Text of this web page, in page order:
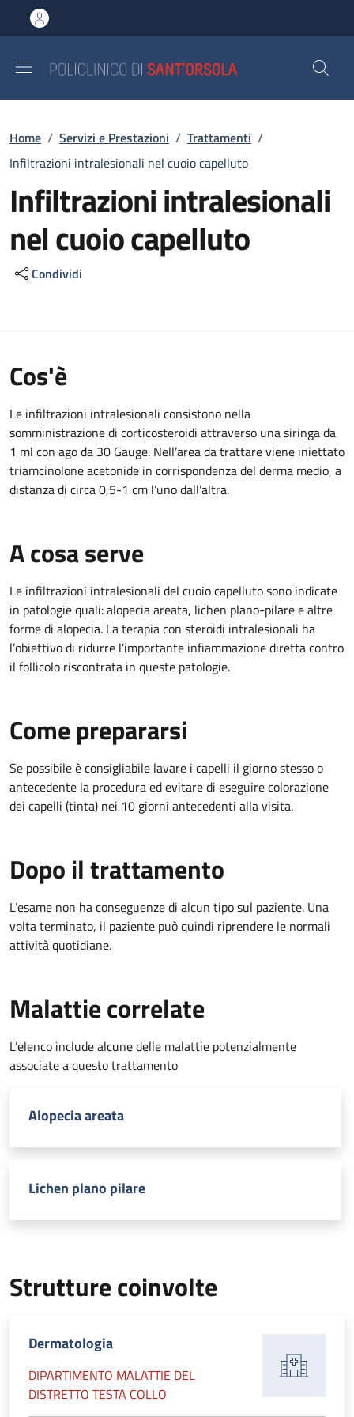
al contenuto principale
to footer content
Briciole di pane
Home / Servizi e Prestazioni / Trattamenti /
Infiltrazioni intralesionali nel cuoio capelluto
Infiltrazioni intralesionali
nel cuoio capelluto
Condividi
Cos'è
Le infiltrazioni intralesionali consistono nella
somministrazione di corticosteroidi attraverso una siringa da
1 ml con ago da 30 Gauge. Nell’area da trattare viene iniettato
triamcinolone acetonide in corrispondenza del derma medio, a
distanza di circa 0,5-1 cm l’uno dall’altra.
A cosa serve
Le infiltrazioni intralesionali del cuoio capelluto sono indicate
in patologie quali: alopecia areata, lichen plano-pilare e altre
forme di alopecia. La terapia con steroidi intralesionali ha
l’obiettivo di ridurre l’importante infiammazione diretta contro
il follicolo riscontrata in queste patologie.
Come prepararsi
Se possibile è consigliabile lavare i capelli il giorno stesso o
antecedente la procedura ed evitare di eseguire colorazione
dei capelli (tinta) nei 10 giorni antecedenti alla visita.
Dopo il trattamento
L’esame non ha conseguenze di alcun tipo sul paziente. Una
volta terminato, il paziente può quindi riprendere le normali
attività quotidiane.
Malattie correlate
L’elenco include alcune delle malattie potenzialmente
associate a questo trattamento
Alopecia areata
Lichen plano pilare
Strutture coinvolte
Dermatologia
DIPARTIMENTO MALATTIE DEL
DISTRETTO TESTA COLLO